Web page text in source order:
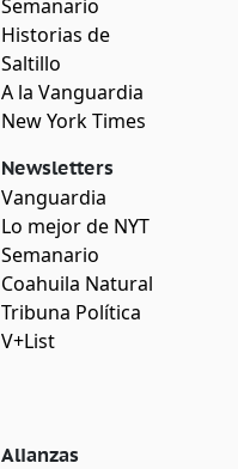
Semanario
Historias de
Saltillo
A la Vanguardia
New York Times
Newsletters
Vanguardia
Lo mejor de NYT
Semanario
Coahuila Natural
Tribuna Política
V+List
Alianzas